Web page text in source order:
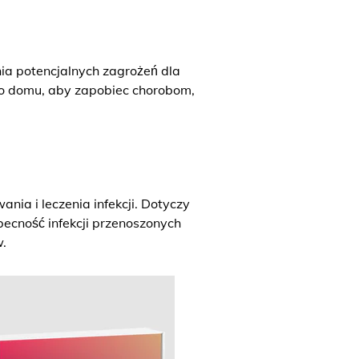
potencjalnych zagrożeń dla
domu, aby zapobiec chorobom,
i leczenia infekcji. Dotyczy
infekcji przenoszonych